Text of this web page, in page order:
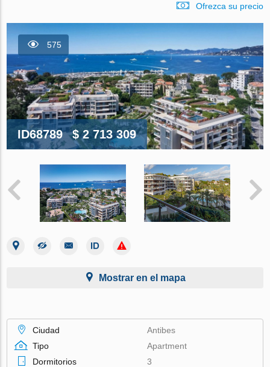
Ofrezca su precio
575
ID68789 $ 2 713 309
Mostrar en el mapa
Ciudad
Antibes
Tipo
Apartment
Dormitorios
3